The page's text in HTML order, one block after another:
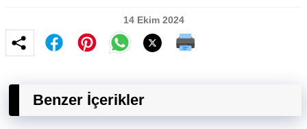
14 Ekim 2024
Benzer İçerikler